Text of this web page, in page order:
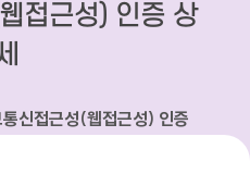
접근성) 인증 상
신접근성(웹접근성) 인증